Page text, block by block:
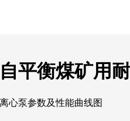
平衡煤矿用
心泵参数及性能曲线图